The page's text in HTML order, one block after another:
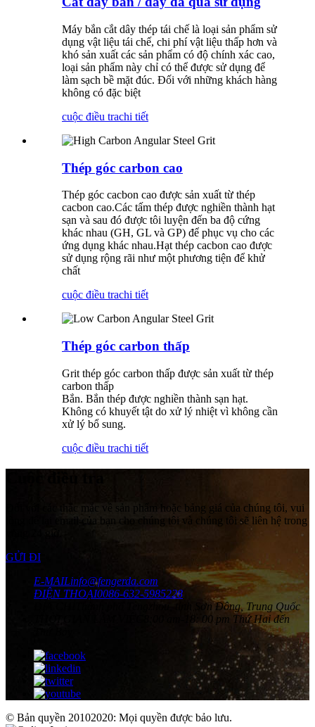
Máy bắn cắt dây thép tái chế là loại sản phẩm sử
dụng vật liệu tái chế, chi phí vật liệu thấp hơn và
khó sản xuất các sản phẩm có độ chính xác cao,
loại sản phẩm này chỉ có thể được sử dụng để
làm sạch bề mặt đúc. Đối với những khách hàng
không có đặc biệt
cuộc điều trachi tiết
Thép góc carbon cao
Thép góc cacbon cao được sản xuất từ ​​thép
cacbon cao.Các tấm thép được nghiền thành hạt
sạn và sau đó được tôi luyện đến ba độ cứng
khác nhau (GH, GL và GP) để phục vụ cho các
ứng dụng khác nhau.Hạt thép cacbon cao được
sử dụng rộng rãi như một phương tiện để khử
chất
cuộc điều trachi tiết
Thép góc carbon thấp
Grit thép góc carbon thấp được sản xuất từ ​​thép
carbon thấp
Bắn. Bắn thép được nghiền thành sạn hạt.
Không có khuyết tật do xử lý nhiệt vì không cần
xử lý bổ sung.
cuộc điều trachi tiết
Đối với các thắc mắc về sản phẩm hoặc bảng giá của chúng tôi, vui
lòng để lại email của bạn cho chúng tôi và chúng tôi sẽ liên hệ trong
GỬI ĐI
E-MAILinfo@fengerda.com
ĐIỆN THOẠI0086-632-5985228
Thành phố Tengzhou, tỉnh Sơn Đông, Trung Quốc
8:00 am-18: 00 pm Thứ Hai đến
© Bản quyền 20102020: Mọi quyền được bảo lưu.